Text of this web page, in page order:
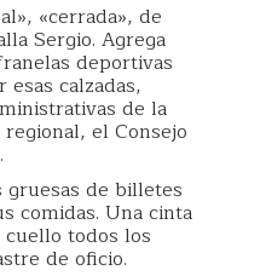
«cerrada», de
Sergio. Agrega
deportivas
calzadas,
de la
el Consejo
de billetes
comidas. Una cinta
todos los
de oficio.